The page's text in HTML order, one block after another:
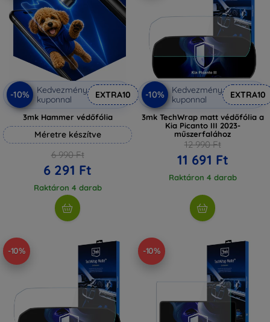
-10%
Kedvezmény
kuponnal
EXTRA10
3mk Hammer védőfólia
Méretre készítve
6 990 Ft
6 291 Ft
Raktáron 4 darab
-10%
Kedvezmény
kuponnal
EXTRA10
3mk TechWrap matt védőfólia a
Kia Picanto III 2023-
műszerfalához
12 990 Ft
11 691 Ft
Raktáron 4 darab
-10% -10%